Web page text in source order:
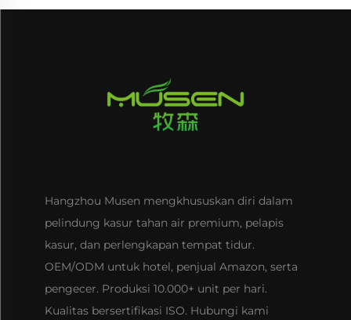
Hangzhou Musen mengkhususkan diri dalam
pelindung kasur tahan air premium, pelapis
kasur, dan perlengkapan tempat tidur.
OEM/ODM untuk hotel, penjual Amazon, serta
pengecer. Produksi 10.000+ unit per hari.
Kualitas bersertifikasi ISO. Hubungi kami